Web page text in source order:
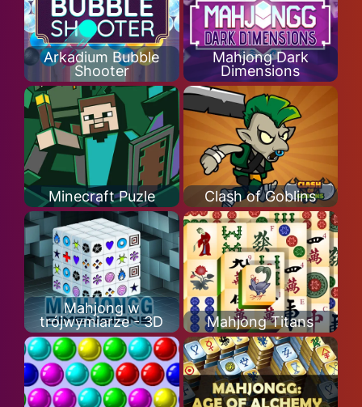
Arkadium Bubble
Shooter
Mahjong Dark
Dimensions
Minecraft Puzle Clash of Goblins
Mahjong w
trójwymiarze - 3D
Mahjong Titans